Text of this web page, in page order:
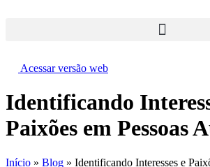
Acessar versão web
Identificando
Paixões em Pessoas
Início » Blog » Identificando Interesses e